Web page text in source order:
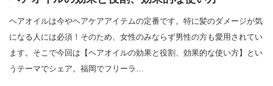
ヘアオイルは今やヘアケアアイテムの定番です。特に髪のダメージが気
になる人には必須！そのため、女性のみならず男性の方も愛用されてい
ます。そこで今回は【ヘアオイルの効果と役割、効果的な使い方】とい
うテーマでシェア。福岡でフリーラ…